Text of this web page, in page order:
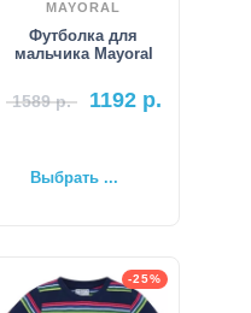
MAYORAL
Футболка для
мальчика Mayoral
1589р. 1192р.
Выбрать ...
-25%